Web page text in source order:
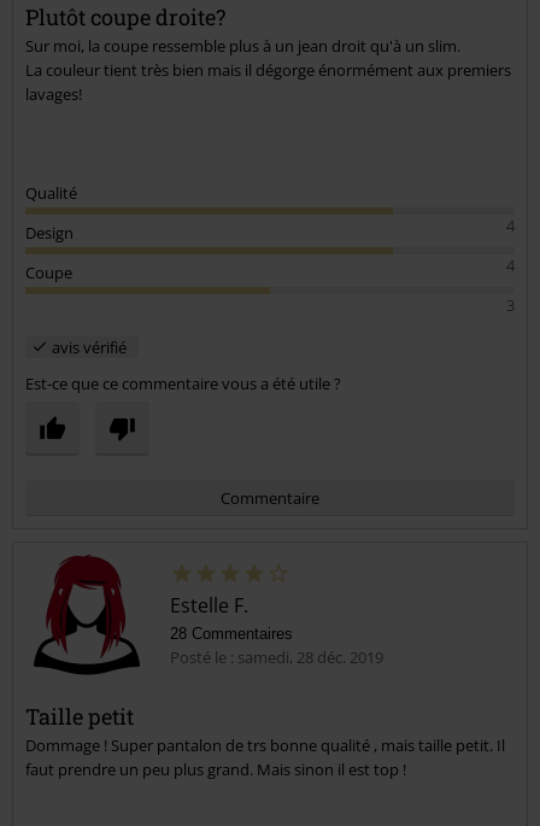
Envoyer le commentaire
Plutôt coupe droite?
Sur moi, la coupe ressemble plus à un jean droit qu'à un slim.
La couleur tient très bien mais il dégorge énormément aux premiers
lavages!
Qualité
4
Design
4
Coupe
3
avis vérifié
Est-ce que ce commentaire vous a été utile ?
Commentaire
Envoyer le commentaire
Estelle F.
28 Commentaires
Posté le : samedi, 28 déc. 2019
Taille petit
Dommage ! Super pantalon de trs bonne qualité , mais taille petit. Il
faut prendre un peu plus grand. Mais sinon il est top !